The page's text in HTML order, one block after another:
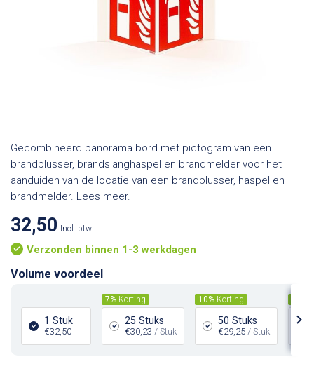
Gecombineerd panorama bord met pictogram van een
brandblusser, brandslanghaspel en brandmelder voor het
aanduiden van de locatie van een brandblusser, haspel en
brandmelder. Lees meer.
32,50 Incl. btw
Verzonden binnen 1-3 werkdagen
Volume voordeel
1 Stuk
€32,50
7% Korting
25 Stuks
€30,23 / Stuk
10% Korting
50 Stuks
€29,25 / Stuk